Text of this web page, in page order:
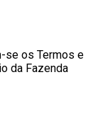
se os Termos e
da Fazenda